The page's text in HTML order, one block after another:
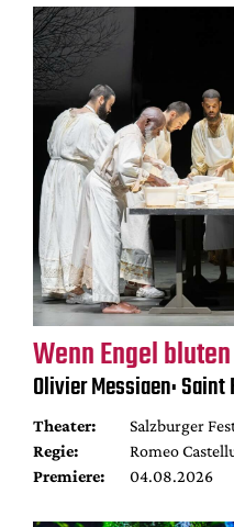
Wenn Engel bluten
Olivier Messiaen: Saint
Theater:
Salzburger
Regie:
Romeo
Premiere:
04.08.2026